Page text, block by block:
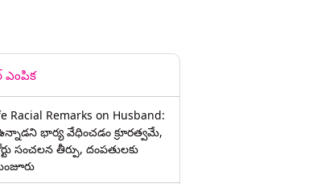
ఎంపిక
Racial Remarks on Husband:
భార్య వేధించ‌డం క్రూర‌త్వ‌మే,
సంచలన తీర్పు, దంపతులకు